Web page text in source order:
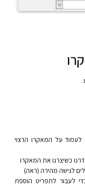
לעמוד על המאקרו הרצוי
כשיצרנו את המאקרו
לגישה מהירה (ראה)
לעבור לתפריט הוספת